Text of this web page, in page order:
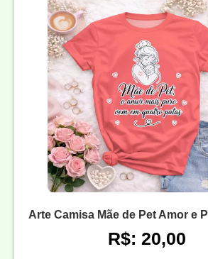
Arte Camisa Mãe de Pet Amor e
R$: 20,00